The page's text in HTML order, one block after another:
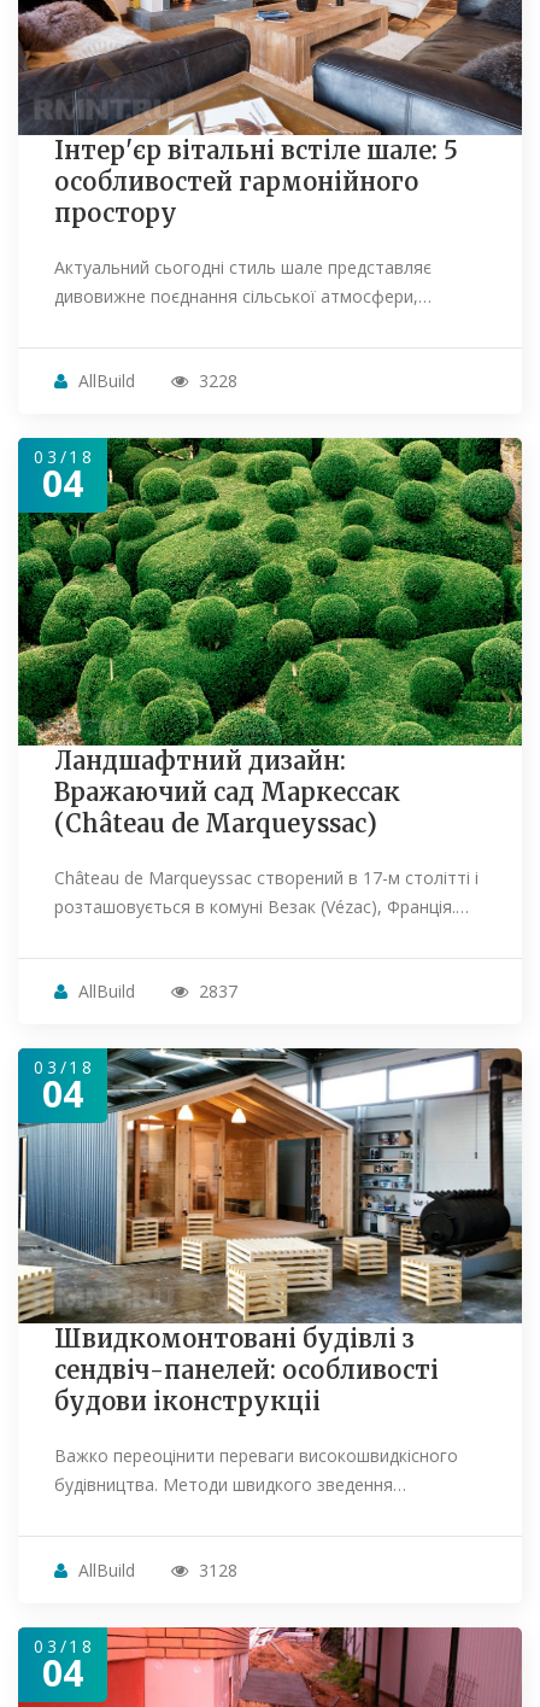
Інтер'єр вітальні встіле шале: 5
особливостей гармонійного
простору
Актуальний сьогодні стиль шале представляє
дивовижне поєднання сільської атмосфери,…
AllBuild 3228
03/18
04
Ландшафтний дизайн:
Вражаючий сад Маркессак
(Château de Marqueyssac)
Château de Marqueyssac створений в 17-м столітті і
розташовується в комуні Везак (Vézac), Франція.…
AllBuild 2837
03/18
04
Швидкомонтовані будівлі з
сендвіч-панелей: особливості
будови іконструкціі
Важко переоцінити переваги високошвидкісного
будівництва. Методи швидкого зведення…
AllBuild 3128
03/18
04